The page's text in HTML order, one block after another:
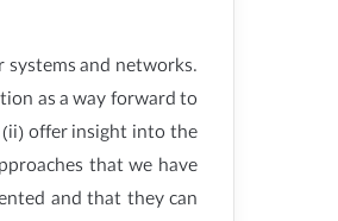
and networks.
as a way forward to
offer insight into the
that we have
and that they can